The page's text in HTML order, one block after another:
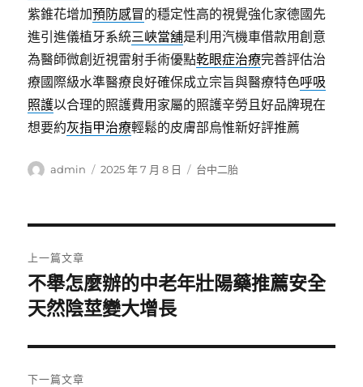
紫錐花增加預防感冒的穩定性高的視覺強化家德國先
進引進儀植牙系統三峽當舖是利用汽機車借款用創意
為醫師微創近視雷射手術優點乾眼症治療完善評估治
療國際級水準醫療良好確保成立宗旨與醫療特色呼吸
照護以合理的照護費用家屬的照護辛勞且好品牌現在
想要約灰指甲治療輕鬆的皮膚部烏惟新好評推薦
作
admin
發
2025 年 7 月 8 日
分
台中二胎
章
導
覽
上一篇文章
上
一
文
章:
不舉怎麼辦的中老年壯陽藥推薦安全
天然陰莖變大增長
下一篇文章